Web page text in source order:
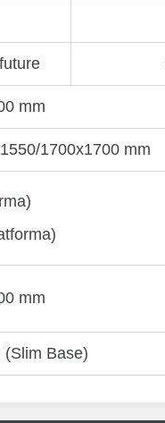
mm
1700х1700 mm
mm
(Slim Base)